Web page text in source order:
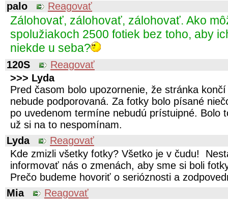
palo
Reagovať
Zálohovať, zálohovať, zálohovať. Ako
spolužiakoch 2500 fotiek bez toho, aby
niekde u seba?
120S
Reagovať
>>> Lyda
Pred časom bolo upozornenie, že stránka
nebude podporovaná. Za fotky bolo písané
po uvedenom termíne nebudú prístuipné. Bolo
už si na to nespomínam.
Lyda
Reagovať
Kde zmizli všetky fotky? Všetko je v čudu!
informovať nás o zmenách, aby sme si boli
Prečo budeme hovoriť o serióznosti a
Mia
Reagovať